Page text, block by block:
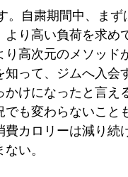
。自粛期間中、まず
り高い負荷を求め
高次元のメソッド
って、ジムへ入会
けになったと言え
も変わらないこと
カロリーは減り続
い。